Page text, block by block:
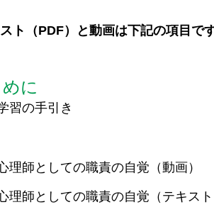
ト（PDF）と動画は下記の項目で
に
習の手引き
理師としての職責の自覚（動画）
理師としての職責の自覚（テキスト